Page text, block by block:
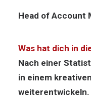
Head of Account
Was hat dich in
Nach einer
in einem
weiterentwickeln.